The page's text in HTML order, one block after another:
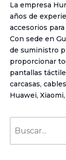
La empresa
años de
accesorios
Con sede en
de suministro
proporcionar
pantallas
carcasas,
Huawei,